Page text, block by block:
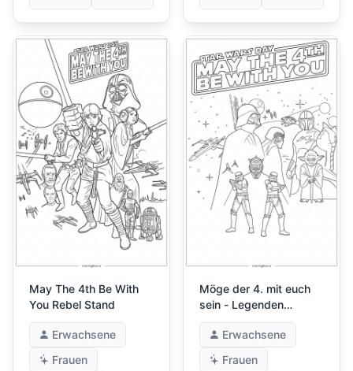
May The 4th Be With
You Rebel Stand
Erwachsene
Frauen
Möge der 4. mit euch
sein - Legenden
vereinen sich
Erwachsene
Frauen